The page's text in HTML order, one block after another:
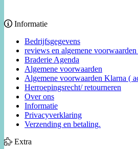
Informatie
Bedrijfsgegevens
reviews en algemene
Braderie Agenda
Algemene voorwaarden
Algemene voorwaarden Klarna (
Herroepingsrecht/ retourneren
Over ons
Informatie
Privacyverklaring
Verzending en betaling.
Extra